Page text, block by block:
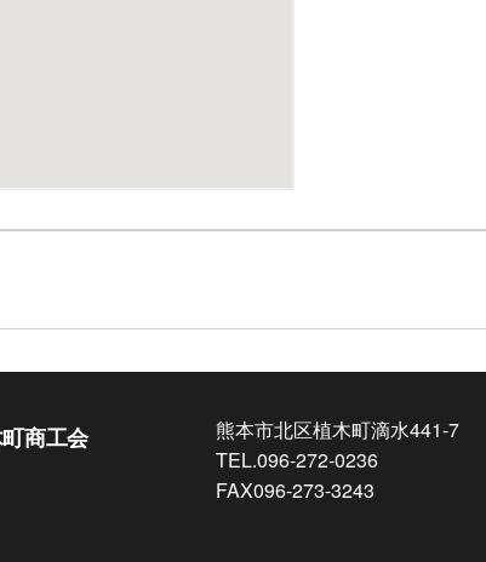
商工会
熊本市北区植木町滴水441-7
TEL.096-272-0236
FAX096-273-3243